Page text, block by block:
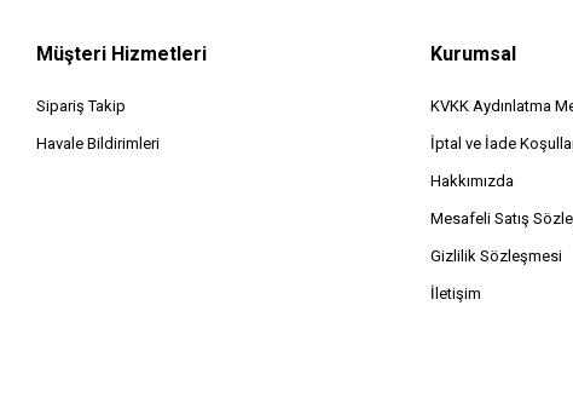
Müşteri Hizmetleri
Sipariş Takip
Havale Bildirimleri
Kurumsal
KVKK Aydınlatma
İptal ve İade
Hakkımızda
Mesafeli Satış
Gizlilik Sözleşmesi
İletişim